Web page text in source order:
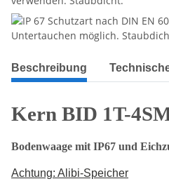
Beschreibung
Kern BID 1T-
Bodenwaage mit IP67 und
Achtung: Alibi-Speicher